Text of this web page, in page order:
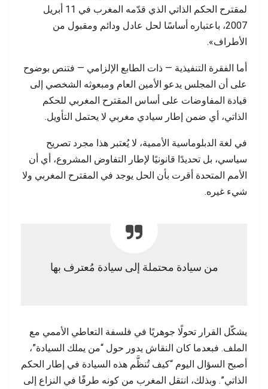
لمقترح الحكم الذاتي الذي قدّمه المغرب في 11 أبريل
2007، باعتباره أساسًا لحل عادل ودائم ومقبول من
الأطراف».
أما الفقرة التنفيذية — ذات الطابع الإلزامي — فتنص بوضوح
على أن المجلس يدعو الأمين العام ومبعوثه الشخصي إلى
قيادة المفاوضات على أساس المقترح المغربي للحكم
الذاتي، أي ضمن إطار سيادي مغربي لا يحتمل التأويل.
في لغة الدبلوماسية الأممية، لا يُعتبر هذا مجرد تصريح
سياسي، بل تحديدًا قانونيًا لإطار التفاوض المشروع، أي أن
الأمم المتحدة أقرت بأن الحل يوجد في المقترح المغربي ولا
شيء غيره.
من سيادة محتملة إلى سيادة مُعترف بها
يشكّل القرار تحولًا جوهريًا في فلسفة التعاطي الأممي مع
الملف. فبعدما كان النقاش يدور حول “من يملك السيادة”،
أصبح السؤال اليوم “كيف تُنظَّم هذه السيادة في إطار الحكم
الذاتي”. وبذلك، انتقل المغرب من كونه طرفًا في النزاع إلى